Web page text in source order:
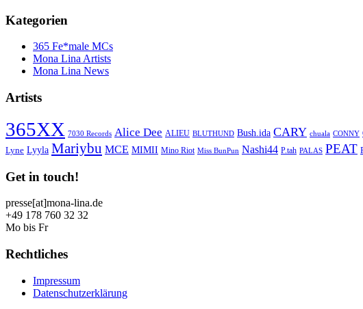
Kategorien
365 Fe*male MCs
Mona Lina Artists
Mona Lina News
Artists
365XX 7030 Records Alice Dee ALIEU BLUTHUND Bush.ida CARY chuala CONNY
Lyne Lyyla Mariybu MCE MIMII Mino Riot Miss BunPun Nashi44 P.tah PALAS PEAT
Get in touch!
presse[at]mona-lina.de
+49 178 760 32 32
Mo bis Fr
Rechtliches
Impressum
Datenschutzerklärung